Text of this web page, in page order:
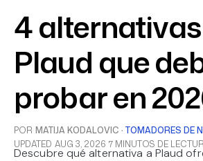
4
Plaud que
probar en
POR MATIJA KODALOVIC · TOMADORES DE
UPDATED AUG 3, 2026 7 MINUTOS DE
Descubre qué alternativa a Plaud